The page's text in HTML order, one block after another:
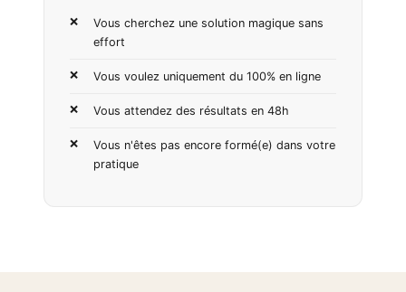
Vous cherchez une solution magique sans
effort
Vous voulez uniquement du 100% en ligne
Vous attendez des résultats en 48h
Vous n'êtes pas encore formé(e) dans votre
pratique